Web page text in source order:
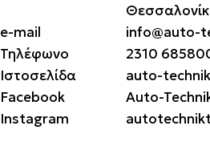
e-mail
info@auto-
Τηλέφωνο
2310
Ιστοσελίδα
auto-
Facebook
Auto-
Instagram